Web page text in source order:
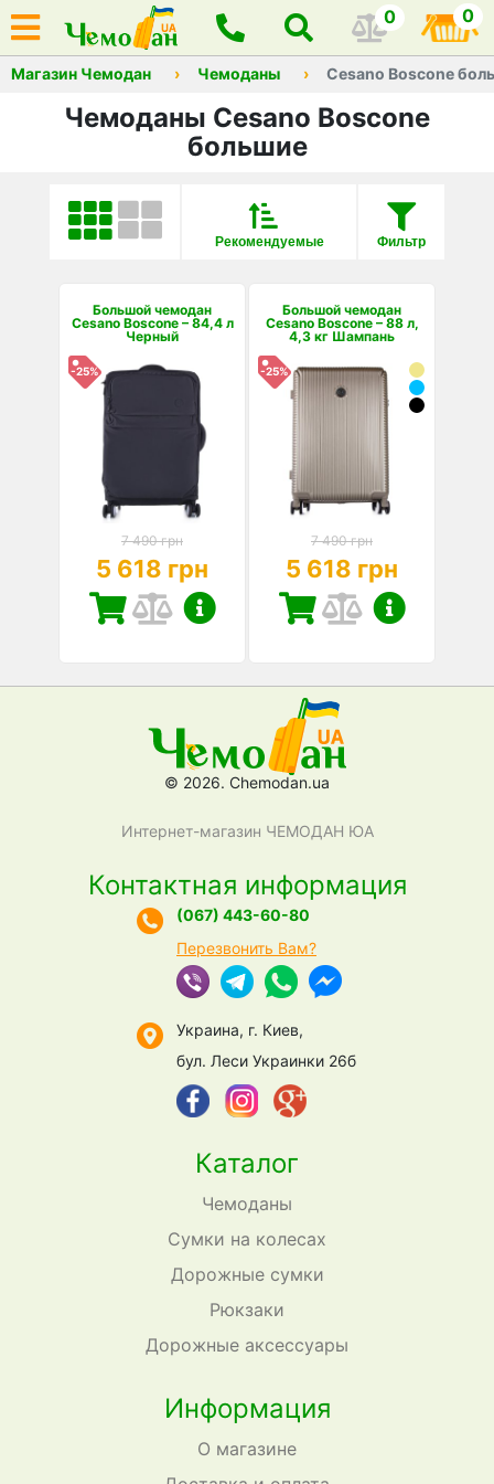
0 0
Магазин Чемодан Чемоданы Cesano Boscone
Чемоданы Cesano Boscone
большие
Фильтр
Рекомендуемые
Большой чемодан
Cesano Boscone – 84,4 л
Черный
-25%
7 490 грн
5 618 грн
Большой чемодан
Cesano Boscone – 88 л,
4,3 кг Шампань
-25%
7 490 грн
5 618 грн
© 2026. Chemodan.ua
Интернет-магазин ЧЕМОДАН ЮА
Каталог
Чемоданы
Сумки на колесах
Дорожные сумки
Рюкзаки
Дорожные аксессуары
Информация
О магазине
Контактная информация
(067) 443-60-80
Перезвонить Вам?
Украина, г. Киев,
бул. Леси Украинки 26б